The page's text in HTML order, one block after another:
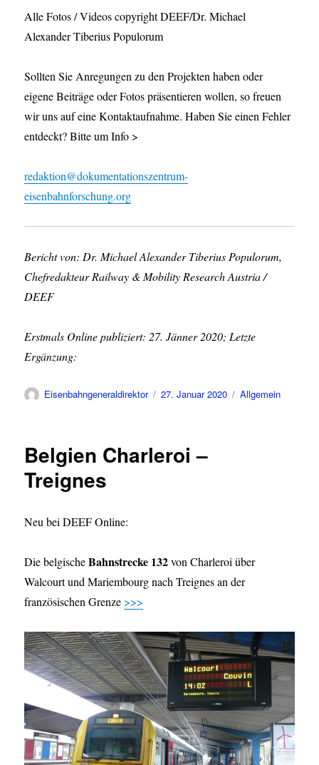
Alle Fotos / Videos copyright DEEF/Dr. Michael
Alexander Tiberius Populorum
Sollten Sie Anregungen zu den Projekten haben oder
eigene Beiträge oder Fotos präsentieren wollen, so freuen
wir uns auf eine Kontaktaufnahme. Haben Sie einen Fehler
entdeckt? Bitte um Info >
redaktion@dokumentationszentrum-
eisenbahnforschung.org
Bericht von: Dr. Michael Alexander Tiberius Populorum,
Chefredakteur Railway & Mobility Research Austria /
DEEF
Erstmals Online publiziert: 27. Jänner 2020; Letzte
Ergänzung:
Autor
Eisenbahngeneraldirektor
Veröffentlicht
27. Januar 2020 Kategorien
Allgemein
Belgien Charleroi –
Treignes
Neu bei DEEF Online:
Die belgischeBahnstrecke 132von Charleroi über
Walcourt und Mariembourg nach Treignes an der
französischen Grenze >>>